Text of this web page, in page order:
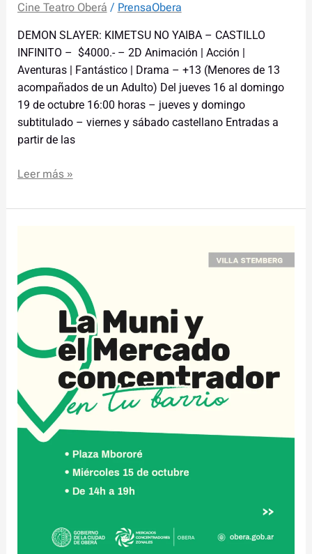
Cine Teatro Oberá / PrensaObera
DEMON SLAYER: KIMETSU NO YAIBA – CASTILLO
INFINITO – $4000.- – 2D Animación | Acción |
Aventuras | Fantástico | Drama – +13 (Menores de 13
acompañados de un Adulto) Del jueves 16 al domingo
19 de octubre 16:00 horas – jueves y domingo
subtitulado – viernes y sábado castellano Entradas a
partir de las
Leer más »
el
Mercado
Concentrador
en
tú